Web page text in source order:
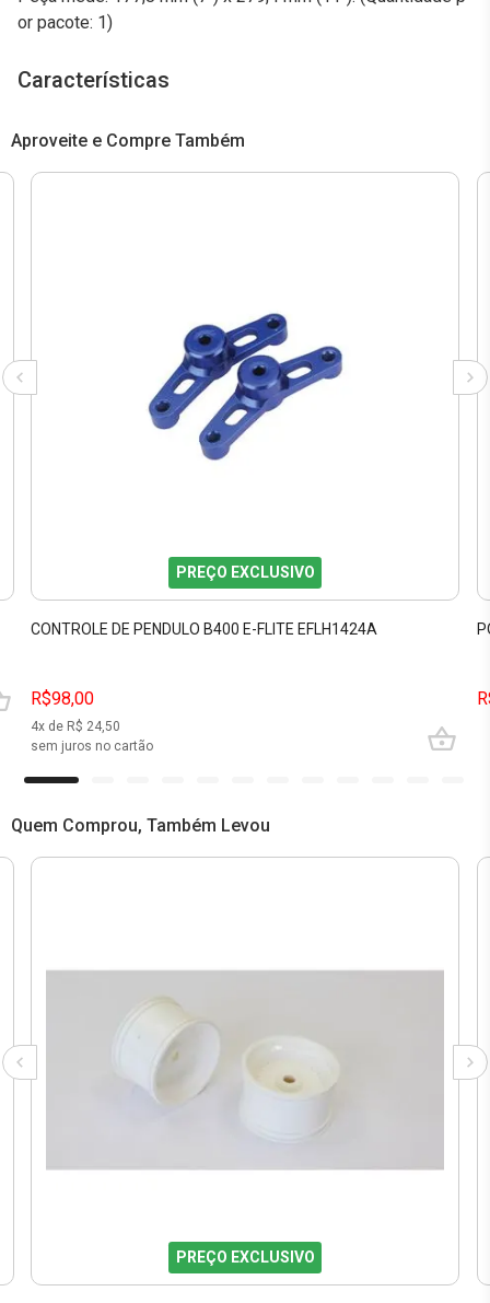
or pacote: 1)
Características
Aproveite e Compre Também
PREÇO EXCLUSIVO
CONTROLE DE PENDULO B400 E-FLITE EFLH1424A
R$98,00
4x de R$ 24,50
sem juros no cartão
Quem Comprou, Também Levou
PREÇO EXCLUSIVO